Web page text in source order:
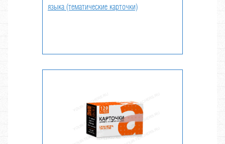
языка (тематические карточки)